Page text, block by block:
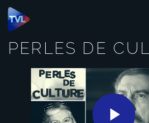
Panneau de gestion des cookies
PERLES DE